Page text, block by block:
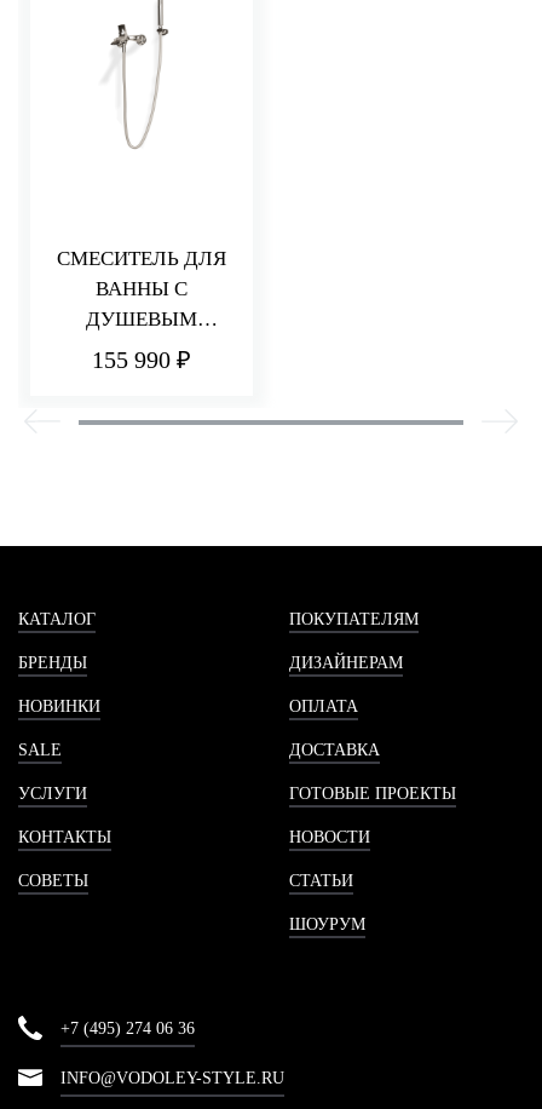
СМЕСИТЕЛЬ ДЛЯ
ВАННЫ С
ДУШЕВЫМ
КОМПЛЕКТОМ
155 990 ₽
КАТАЛОГ
БРЕНДЫ
НОВИНКИ
SALE
УСЛУГИ
КОНТАКТЫ
СОВЕТЫ
ПОКУПАТЕЛЯМ
ДИЗАЙНЕРАМ
ОПЛАТА
ДОСТАВКА
ГОТОВЫЕ ПРОЕКТЫ
НОВОСТИ
СТАТЬИ
ШОУРУМ
+7 (495) 274 06 36
INFO@VODOLEY-STYLE.RU